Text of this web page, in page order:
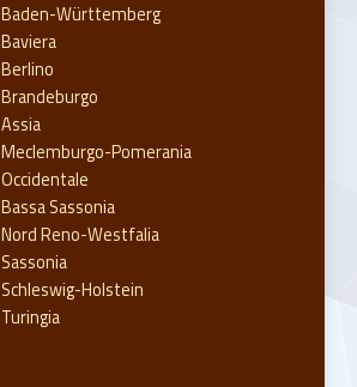
Baden-Württemberg
Baviera
Berlino
Brandeburgo
Assia
Meclemburgo-Pomerania
Occidentale
Bassa Sassonia
Nord Reno-Westfalia
Sassonia
Schleswig-Holstein
Turingia